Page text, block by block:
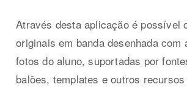
Através desta aplicação é possível
originais em banda desenhada com
fotos do aluno, suportadas por
balões, templates e outros